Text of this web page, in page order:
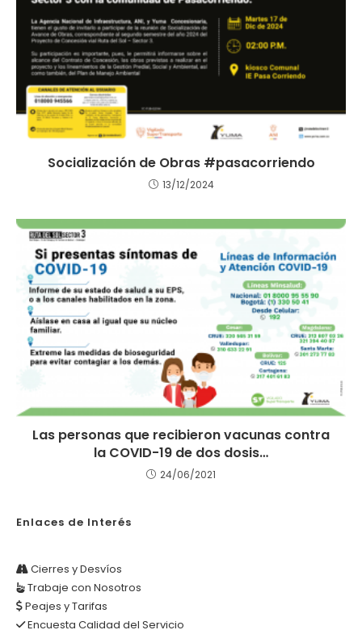
Socialización de Obras #pasacorriendo
13/12/2024
Las personas que recibieron vacunas contra
la COVID-19 de dos dosis…
24/06/2021
Enlaces de Interés
Cierres y Desvíos
Trabaje con Nosotros
Peajes y Tarifas
Encuesta Calidad del Servicio